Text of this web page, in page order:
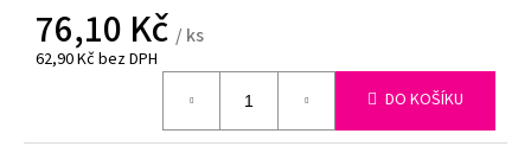
76,10 Kč / ks
62,90 Kč bez DPH
DO KOŠÍKU